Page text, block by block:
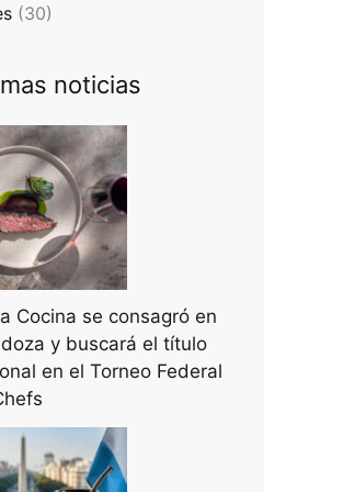
(30)
noticias
Cocina se consagró en
y buscará el título
en el Torneo Federal